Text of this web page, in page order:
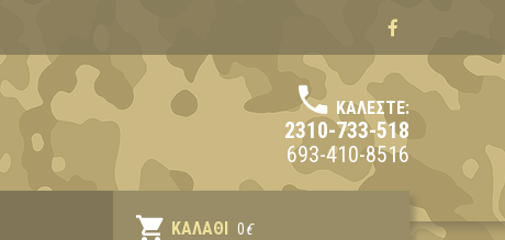
ΚΑΛΈΣΤΕ:
2310-733-518
693-410-8516
ΚΑΛΆΘΙ 0€